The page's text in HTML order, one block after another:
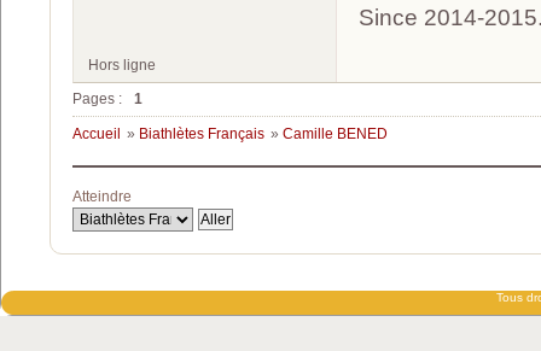
Since 2014-
Hors ligne
Pages :
1
Accueil » Biathlètes Français » Camille BENED
Atteindre
Tous